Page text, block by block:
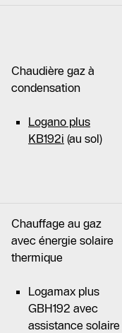
Chaudière gaz à
condensation
Logano plus
KB192i (au sol)
Chauffage au gaz
avec énergie solaire
thermique
Logamax plus
GBH192 avec
assistance solaire